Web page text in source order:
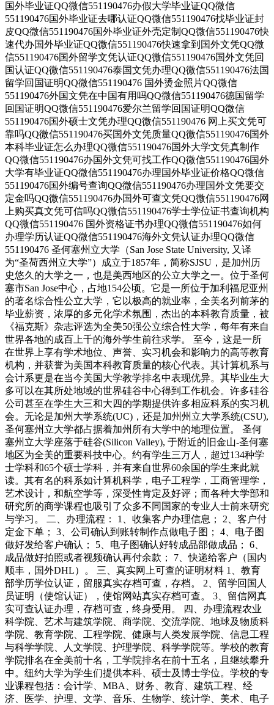
国外毕业证QQ微信551190476办假大学毕业证QQ微信
551190476国外毕业证去哪认证QQ微信551190476找毕业证封
皮QQ微信551190476国外毕业证外壳定制QQ微信551190476快
速代办国外毕业证QQ微信551190476快速拿到国外文凭QQ微
信551190476国外留学文凭认证QQ微信551190476国外文凭回
国认证QQ微信551190476泰国文凭办理QQ微信551190476法国
留学回国证明QQ微信551190476 国外烫金照片QQ微信
551190476外国文凭在中国有用吗QQ微信551190476德国留学
回国证明QQ微信551190476爱尔兰留学回国证明QQ微信
551190476国外硕士文凭办理QQ微信551190476 网上买文凭可
靠吗QQ微信551190476买国外文凭质量QQ微信551190476国外
本科毕业证怎么办理QQ微信551190476国外大学文凭真制作
QQ微信551190476办国外文凭可找工作QQ微信551190476国外
大学有毕业证QQ微信551190476办理国外毕业证价格QQ微信
551190476国外编号查询QQ微信551190476办理国外文凭要交
定金吗QQ微信551190476办国外可查文凭QQ微信551190476网
上购买真文凭可信吗QQ微信551190476学士学位证书查询机构
QQ微信551190476 国外资格证书办理QQ微信551190476如何
办理学历认证QQ微信551190476海外文凭认证办理QQ微信
551190476 圣何塞州立大学（San Jose State University, 又译
为“圣荷西州立大学”）成立于1857年，简称SJSU，是加州历
史悠久的大学之一，也是美西地区的公立大学之一。位于圣何
塞市San Jose中心，占地154公顷。它是一所位于加利福尼亚州
的著名综合性公立大学，它以极高的就业率，全美名列前茅的
毕业薪资，浓厚的多元化学术氛围，杰出的本科教育质量，被
《福克斯》杂志评选为全美50强公立综合性大学，每年有来自
世界各地的成百上千的海外学生前往求学。 至今，这是一所
在世界上享有学术地位、声誉、实习机会和影响力的高等教育
机构，并获誉为美国本科教育质量的核心代表。其计算机系与
会计系更是在当今美国大学教学排名中表现优异。其毕业生大
多可以在其所处地域的世界硅谷中心得到工作机会。许多硅谷
公司甚至在学生大三和大四的学期提供许多相应科系的实习机
会。无论是加州大学系统(UC)，还是加州州立大学系统(CSU),
圣何塞州立大学都占据着加州所有大学中的地理位置。 圣何
塞州立大学座落于硅谷(Silicon Valley), 于附近的旧金山-圣何塞
地区为全美的重要科技中心。约有学生三万人，超过134种学
士学科和65个硕士学科，并有来自世界60余国的学生来此就
读。其有名的科系如计算机科学，电子工程学，工商管理学，
艺术设计，和航空学等，深受性肯定及好评；而各种大学部和
研究所的商学课程也吸引了众多不同国家的专业人士前来研究
与学习。 二、办理流程： 1、收集客户办理信息； 2、客户付
定金下单； 3、公司确认到账转制作点做电子图； 4、电子图
做好发给客户确认； 5、电子图确认好转成品部做成品； 6、
成品做好拍照或者视频确认再付余款； 7、快递给客户（国内
顺丰，国外DHL）。 三、真实网上可查的证明材料 1、教育
部学历学位认证，留服真实存档可查，存档。 2、留学回国人
员证明（使馆认证），使馆网站真实存档可查。 3、留信网真
实可查认证办理，存档可查，终身受用。 四、办理流程农业
科学院、艺术与建筑学院、商学院、交流学院、地球及物质科
学院、教育学院、工程学院、健康与人类发展学院、信息工程
与科学学院、人文学院、护理学院、科学学院等。学校的教育
学院排名在全美前十名，工学院排名在前十五名，且继续攀升
中。纽约大学为学生们提供本科、硕士及博士学位。学校的专
业课程包括：会计学、MBA、财务、教育、建筑工程、经
济、医学、护理、文学、音乐、生物学、统计学、美术、电子